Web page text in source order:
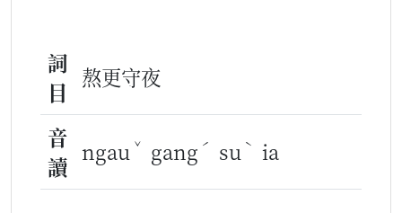
詞
目
熬更守夜
音
讀
ngau ˇ gang ˊ su ˋ ia